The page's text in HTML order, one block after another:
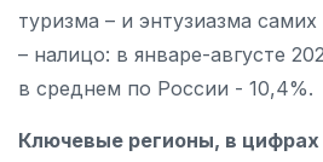
туризма – и энтузиазма
– налицо: в январе-августе
в среднем по России - 10,4%.
Ключевые регионы, в цифрах